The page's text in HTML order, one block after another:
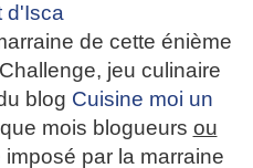
d'Isca
de cette énième
jeu culinaire
blog Cuisine moi un
mois blogueurs ou
imposé par la marraine